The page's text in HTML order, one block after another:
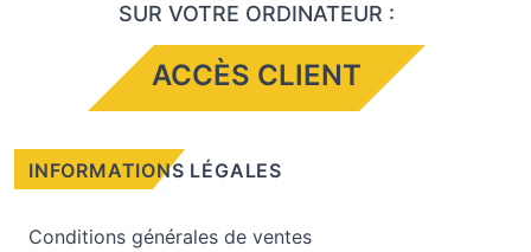
SUR VOTRE ORDINATEUR :
ACCÈS CLIENT
INFORMATIONS LÉGALES
Conditions générales de ventes